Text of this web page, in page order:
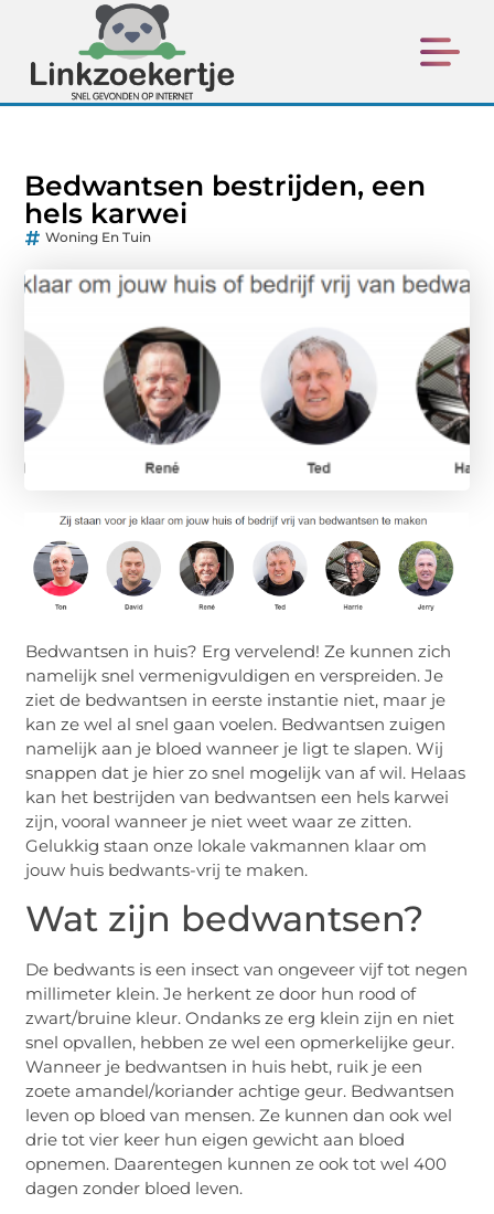
Bedwantsen bestrijden, een
hels karwei
Woning En Tuin
Bedwantsen in huis? Erg vervelend! Ze kunnen zich
namelijk snel vermenigvuldigen en verspreiden. Je
ziet de bedwantsen in eerste instantie niet, maar je
kan ze wel al snel gaan voelen. Bedwantsen zuigen
namelijk aan je bloed wanneer je ligt te slapen. Wij
snappen dat je hier zo snel mogelijk van af wil. Helaas
kan het bestrijden van bedwantsen een hels karwei
zijn, vooral wanneer je niet weet waar ze zitten.
Gelukkig staan onze lokale vakmannen klaar om
jouw huis bedwants-vrij te maken.
Wat zijn bedwantsen?
De bedwants is een insect van ongeveer vijf tot negen
millimeter klein. Je herkent ze door hun rood of
zwart/bruine kleur. Ondanks ze erg klein zijn en niet
snel opvallen, hebben ze wel een opmerkelijke geur.
Wanneer je bedwantsen in huis hebt, ruik je een
zoete amandel/koriander achtige geur. Bedwantsen
leven op bloed van mensen. Ze kunnen dan ook wel
drie tot vier keer hun eigen gewicht aan bloed
opnemen. Daarentegen kunnen ze ook tot wel 400
dagen zonder bloed leven.